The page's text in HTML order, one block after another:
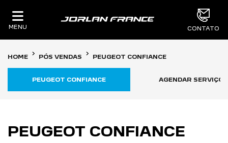
MENU CONTATO
HOME PÓS VENDAS PEUGEOT CONFIANCE
PEUGEOT CONFIANCE AGENDAR SERVIÇOS
PEUGEOT CONFIANCE